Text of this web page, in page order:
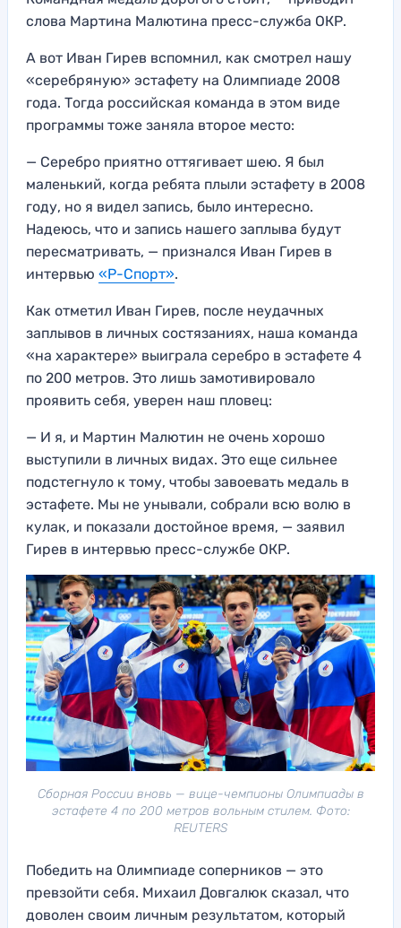
слова Мартина Малютина пресс-служба ОКР.
А вот Иван Гирев вспомнил, как смотрел нашу
«серебряную» эстафету на Олимпиаде 2008
года. Тогда российская команда в этом виде
программы тоже заняла второе место:
— Серебро приятно оттягивает шею. Я был
маленький, когда ребята плыли эстафету в 2008
году, но я видел запись, было интересно.
Надеюсь, что и запись нашего заплыва будут
пересматривать, — признался Иван Гирев в
интервью «Р-Спорт».
Как отметил Иван Гирев, после неудачных
заплывов в личных состязаниях, наша команда
«на характере» выиграла серебро в эстафете 4
по 200 метров. Это лишь замотивировало
проявить себя, уверен наш пловец:
— И я, и Мартин Малютин не очень хорошо
выступили в личных видах. Это еще сильнее
подстегнуло к тому, чтобы завоевать медаль в
эстафете. Мы не унывали, собрали всю волю в
кулак, и показали достойное время, — заявил
Гирев в интервью пресс-службе ОКР.
Сборная России вновь — вице-чемпионы Олимпиады в
эстафете 4 по 200 метров вольным стилем. Фото:
REUTERS
Победить на Олимпиаде соперников — это
превзойти себя. Михаил Довгалюк сказал, что
доволен своим личным результатом, который